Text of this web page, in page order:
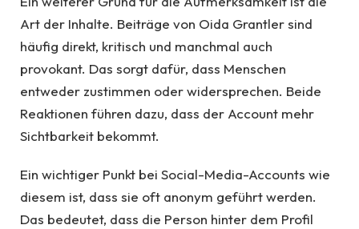
Art der Inhalte. Beiträge von Oida Grantler sind
häufig direkt, kritisch und manchmal auch
provokant. Das sorgt dafür, dass Menschen
entweder zustimmen oder widersprechen. Beide
Reaktionen führen dazu, dass der Account mehr
Sichtbarkeit bekommt.
Ein wichtiger Punkt bei Social-Media-Accounts wie
diesem ist, dass sie oft anonym geführt werden.
Das bedeutet, dass die Person hinter dem Profil